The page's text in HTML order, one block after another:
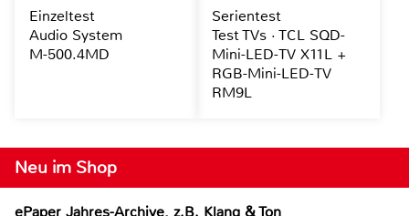
Neu im Shop
ePaper Jahres-Archive, z.B. Klang & Ton
Einzeltest
Audio System
M-500.4MD
Serientest
Test TVs · TCL SQD-
Mini-LED-TV X11L +
RGB-Mini-LED-TV
RM9L